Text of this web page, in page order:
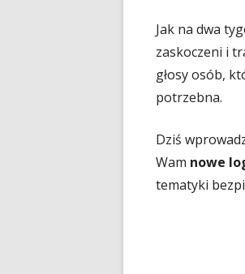
Jak na dwa
zaskoczeni i
głosy osób,
potrzebna.
Dziś
Wam nowe
tematyki